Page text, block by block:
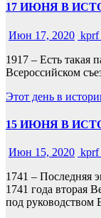
17 ИЮНЯ В
Июн 17, 2020
1917 – Есть такая
Всероссийском
Этот день в
15 ИЮНЯ В
Июн 15, 2020
1741 – Последняя
1741 года вторая
под